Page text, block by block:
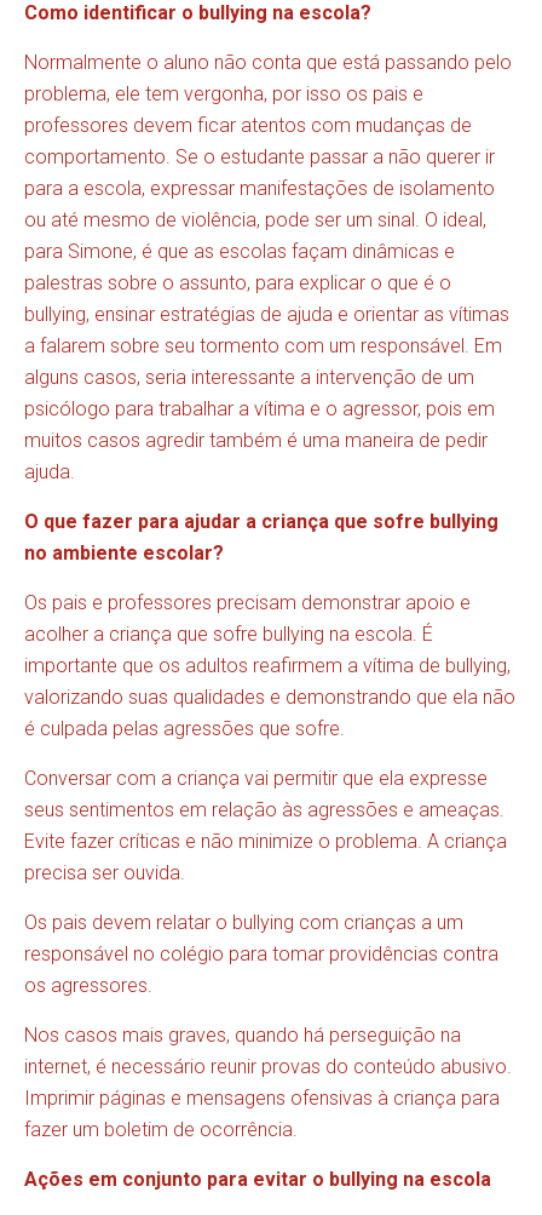
Como identificar o bullying na escola?
Normalmente o aluno não conta que está passando pelo
problema, ele tem vergonha, por isso os pais e
professores devem ficar atentos com mudanças de
comportamento. Se o estudante passar a não querer ir
para a escola, expressar manifestações de isolamento
ou até mesmo de violência, pode ser um sinal. O ideal,
para Simone, é que as escolas façam dinâmicas e
palestras sobre o assunto, para explicar o que é o
bullying, ensinar estratégias de ajuda e orientar as vítimas
a falarem sobre seu tormento com um responsável. Em
alguns casos, seria interessante a intervenção de um
psicólogo para trabalhar a vítima e o agressor, pois em
muitos casos agredir também é uma maneira de pedir
ajuda.
O que fazer para ajudar a criança que sofre bullying
no ambiente escolar?
Os pais e professores precisam demonstrar apoio e
acolher a criança que sofre bullying na escola. É
importante que os adultos reafirmem a vítima de bullying,
valorizando suas qualidades e demonstrando que ela não
é culpada pelas agressões que sofre.
Conversar com a criança vai permitir que ela expresse
seus sentimentos em relação às agressões e ameaças.
Evite fazer críticas e não minimize o problema. A criança
precisa ser ouvida.
Os pais devem relatar o bullying com crianças a um
responsável no colégio para tomar providências contra
os agressores.
Nos casos mais graves, quando há perseguição na
internet, é necessário reunir provas do conteúdo abusivo.
Imprimir páginas e mensagens ofensivas à criança para
fazer um boletim de ocorrência.
Ações em conjunto para evitar o bullying na escola